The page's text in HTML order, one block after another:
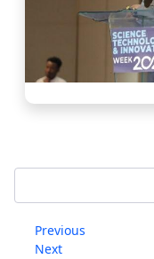
Previous
Next